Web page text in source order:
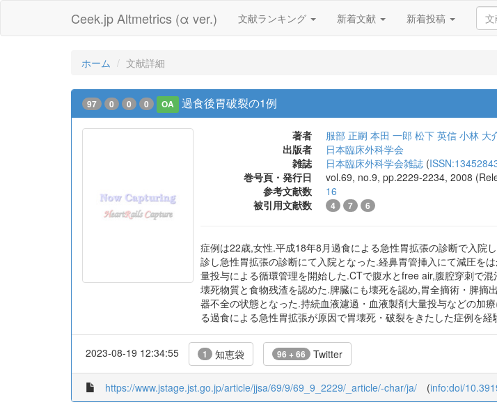
Ceek.jp Altmetrics (α ver.) 文献ランキング 新着文献 新着投稿
ホーム 文献詳細
97 0 0 0 OA 過食後胃破裂の1例
著者 服部 正嗣 本田 一郎 松下 英信 小林 大
出版者
日本臨床外科学会
雑誌
日本臨床外科学会雑誌 (
巻号頁・発行日
vol.69, no.9, pp.2229-2234, 2008
参考文献数
16
被引用文献数
4 7 6
症例は22歳,女性.平成18年8月過食による急性胃拡張の診断で入院
診し急性胃拡張の診断にて入院となった.経鼻胃管挿入にて減圧を
量投与による循環管理を開始した.CTで腹水とfree air,腹腔穿刺で
壊死物質と食物残渣を認めた.脾臓にも壊死を認め,胃全摘術・脾
器不全の状態となった.持続血液濾過・血液製剤大量投与などの加
る過食による急性胃拡張が原因で胃壊死・破裂をきたした症例を経
2023-08-19 12:34:55 1 知恵袋 96 + 66 Twitter
https://www.jstage.jst.go.jp/article/jjsa/69/9/69_9_2229/_article/-char/ja/ (info:doi/